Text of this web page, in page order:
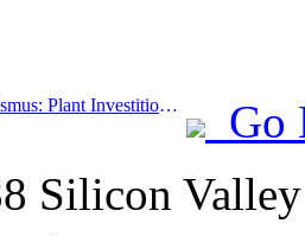
Prev:Huangshan Tourismus: Plant Investitionen in Höhe von 530 Millionen Yuan für Hotelrenovierungen
Go
Silicon